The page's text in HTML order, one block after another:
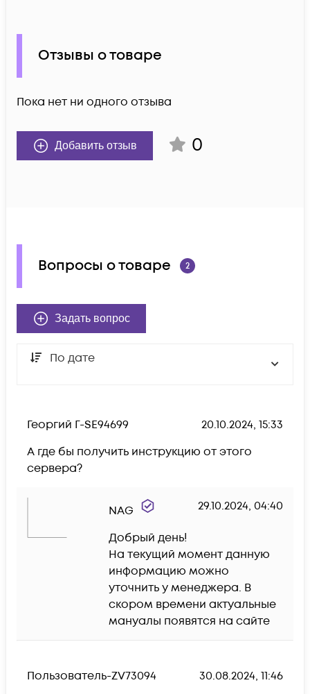
Отзывы о товаре
Пока нет ни одного отзыва
Добавить отзыв 0
Вопросы о товаре 2
Задать вопрос
По дате
Георгий Г-SE94699
20.10.2024, 15:33
А где бы получить инструкцию от этого
сервера?
NAG 29.10.2024, 04:40
Добрый день!
На текущий момент данную
информацию можно
уточнить у менеджера. В
скором времени актуальные
мануалы появятся на сайте
Пользователь-ZV73094
30.08.2024, 11:46